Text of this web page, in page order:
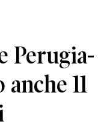
Perugia-
11